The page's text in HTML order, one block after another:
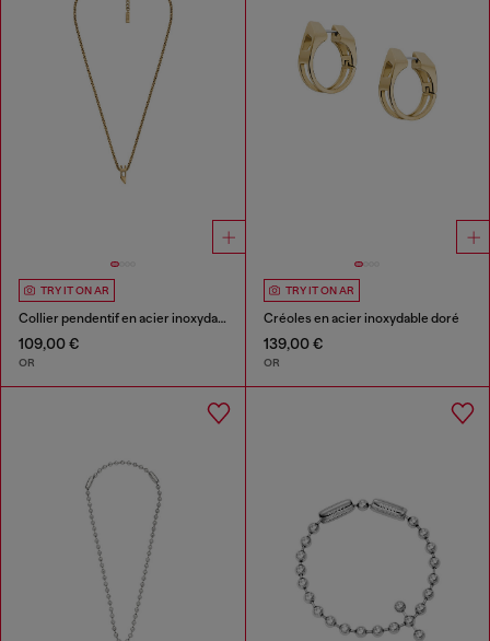
TRY IT ON AR
Collier pendentif en acier inoxydable
109,00 €
OR
TRY IT ON AR
Créoles en acier inoxydable doré
139,00 €
OR